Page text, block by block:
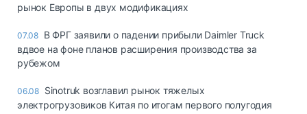
рынок Европы в двух модификациях
07.08 В ФРГ заявили о падении прибыли Daimler Truck
вдвое на фоне планов расширения производства за
рубежом
06.08 Sinotruk возглавил рынок тяжелых
электрогрузовиков Китая по итогам первого полугодия